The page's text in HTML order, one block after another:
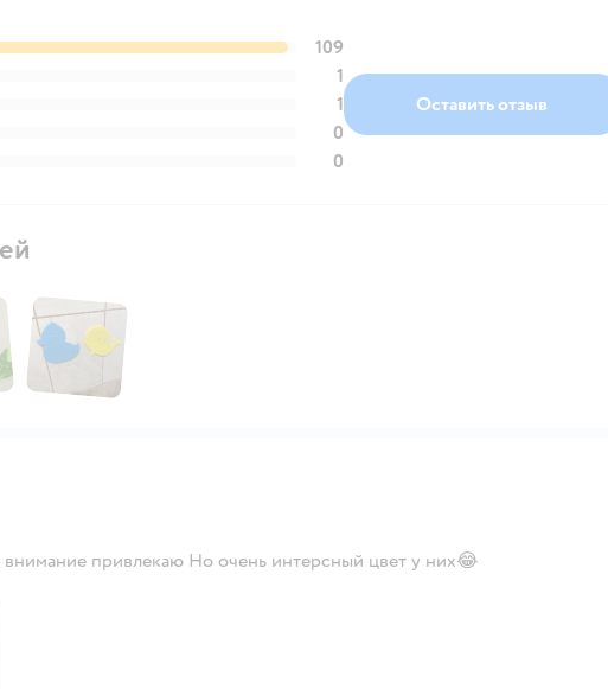
109
1
1
0
0
Оставить отзыв
привлекаю Но очень интерсный цвет у них😂